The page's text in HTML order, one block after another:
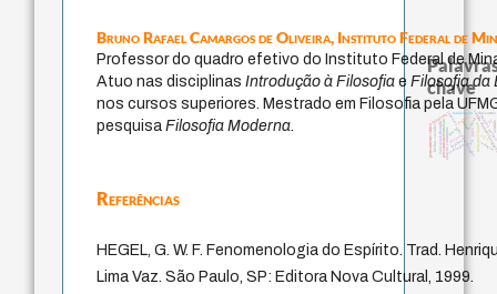
Bruno Rafael Camargos de Oliveira, Instituto Federal de
Professor do quadro efetivo do Instituto Federal de
Atuo nas disciplinasIntrodução à Filosofia eFilosofia da
nos cursos superiores. Mestrado em Filosofia pela
pesquisaFilosofia Moderna.
Referências
HEGEL, G. W. F. Fenomenologia do Espírito. Trad.
Lima Vaz. São Paulo, SP: Editora Nova Cultural, 1999.
chave
immanuel kant
japanese education thoughtscódigo da
gosto juízo
sensus communis
formação
redução
mulher
popper modelos
carnap
totalização
nome
judaísmo
revelação
pessimismo
descartes
ren ética.
levinas
east asian thought yi
li
luchas sociales sentido
pensamento critico